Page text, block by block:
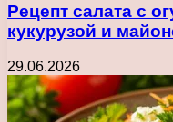
Рецепт салата с
кукурузой и
29.06.2026